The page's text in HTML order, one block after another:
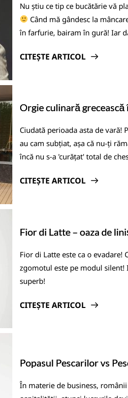
Nu știu ce tip ce bucătărie vă
Când mă gândesc la
în farfurie, bairam în gură! Iar
CITEȘTE ARTICOL
Orgie culinară
Ciudată perioada asta de vară!
au cam subțiat, așa că nu-ți
încă nu s-a 'curățat' total de
CITEȘTE ARTICOL
Fior di Latte – oaza de
Fior di Latte este ca o
zgomotul este pe modul silent!
superb!
CITEȘTE ARTICOL
Popasul Pescarilor vs
În materie de business,